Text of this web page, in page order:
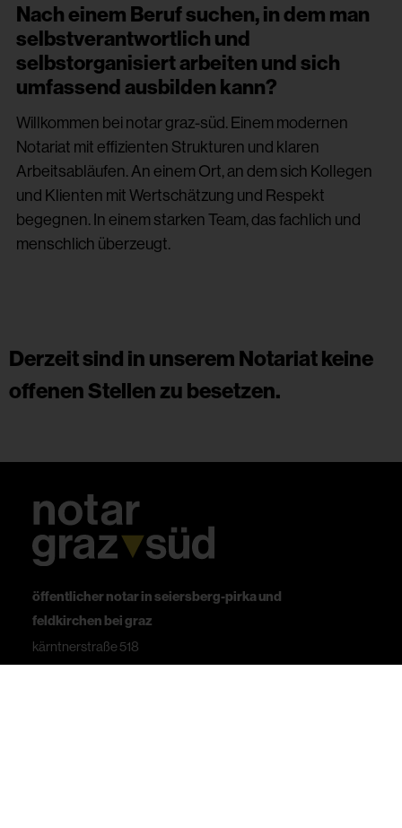
Nach einem Beruf suchen, in dem man
selbstverantwortlich und
selbstorganisiert arbeiten und sich
umfassend ausbilden kann?
Willkommen bei notar graz-süd. Einem modernen
Notariat mit effizienten Strukturen und klaren
Arbeitsabläufen. An einem Ort, an dem sich Kollegen
und Klienten mit Wertschätzung und Respekt
begegnen. In einem starken Team, das fachlich und
menschlich überzeugt.
Derzeit sind in unserem Notariat keine
offenen Stellen zu besetzen.
öffentlicher notar in seiersberg-pirka und
feldkirchen bei graz
kärntnerstraße 518
8054 seiersberg-pirka